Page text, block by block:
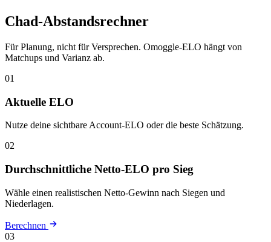
Chad-Abstandsrechner
Für Planung, nicht für Versprechen. Omoggle-ELO hängt von
Matchups und Varianz ab.
01
Aktuelle ELO
Nutze deine sichtbare Account-ELO oder die beste Schätzung.
02
Durchschnittliche Netto-ELO pro Sieg
Wähle einen realistischen Netto-Gewinn nach Siegen und
Niederlagen.
Berechnen
03